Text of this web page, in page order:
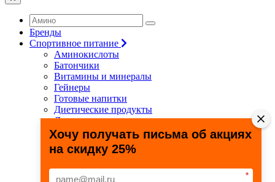
Бренды
Спортивное питание
Аминокислоты
Батончики
Витамины и минералы
Гейнеры
Готовые напитки
Диетические продукты
Для связок и суставов
Жиросжигатели
Здоровье и долголетие
Креатин
Специальные препараты
Хочу получать письма об акциях
на скидку 25%
*